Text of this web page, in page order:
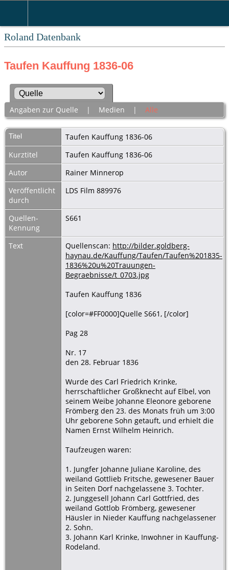
Roland Datenbank
Taufen Kauffung 1836-06
Angaben zur Quelle | Medien | Alle
Titel
Taufen Kauffung 1836-06
Kurztitel
Taufen Kauffung 1836-06
Autor
Rainer Minnerop
Veröffentlicht
durch
LDS Film 889976
Quellen-
Kennung
S661
Text Quellenscan: http://bilder.goldberg-
haynau.de/Kauffung/Taufen/Taufen%201835-
1836%20u%20Trauungen-
Begraebnisse/t_0703.jpg
Taufen Kauffung 1836
[color=#FF0000]Quelle S661, [/color]
Pag 28
Nr. 17
den 28. Februar 1836
Wurde des Carl Friedrich Krinke,
herrschaftlicher Großknecht auf Elbel, von
seinem Weibe Johanne Eleonore geborene
Frömberg den 23. des Monats früh um 3:00
Uhr geborene Sohn getauft, und erhielt die
Namen Ernst Wilhelm Heinrich.
Taufzeugen waren:
1. Jungfer Johanne Juliane Karoline, des
weiland Gottlieb Fritsche, gewesener Bauer
in Seiten Dorf nachgelassene 3. Tochter.
2. Junggesell Johann Carl Gottfried, des
weiland Gottlob Frömberg, gewesener
Häusler in Nieder Kauffung nachgelassener
2. Sohn.
3. Johann Karl Krinke, Inwohner in Kauffung-
Rodeland.